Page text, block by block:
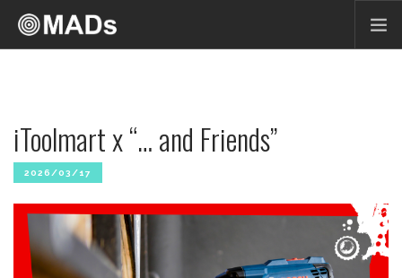
RESEARCH LABS
PEOPLE
SHOWCASE
PUBLICATION
iToolmart x “… and Friends”
2026/03/17